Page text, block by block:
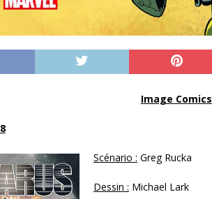
Image Comics
Scénario : Greg Rucka
Dessin : Michael Lark